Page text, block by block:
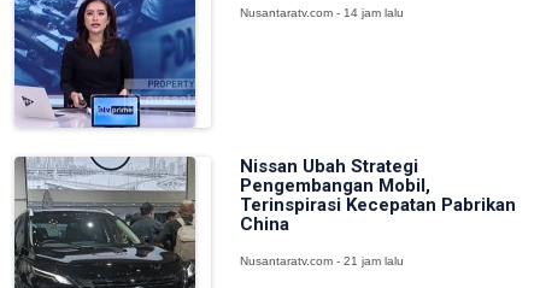
Nusantaratv.com - 14 jam lalu
Nissan Ubah Strategi
Pengembangan Mobil,
Terinspirasi Kecepatan Pabrikan
China
Nusantaratv.com - 21 jam lalu